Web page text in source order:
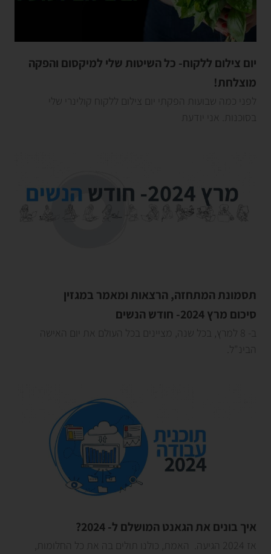
יום צילום ללקוח- כל השיטות שלי למיקסום והפקה
מוצלחת!
לפני כמה שבועות הפקתי יום צילום ללקוח קולינרי שלי
בסוכנות. אני יודעת
תסמונת המתחזה, הרצאות ומאמר במגזין
סיכום מרץ 2024- חודש הנשים
ב- 8 למרץ, בכל שנה, מציינים בכל העולם את יום האישה
הבינ"ל.
איך בונים את הגאנט המושלם ל- 2024?
אז 2024 הגיעה. האמת, כולנו תולים בה את כל החלומות,